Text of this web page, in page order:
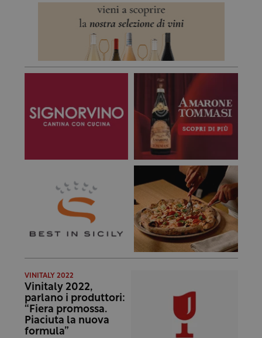
VINITALY 2022
Vinitaly 2022,
parlano i produttori:
“Fiera promossa.
Piaciuta la nuova
formula”